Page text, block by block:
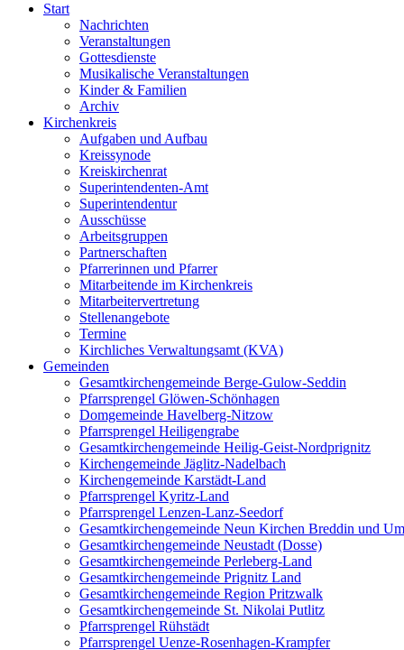
Start
Nachrichten
Veranstaltungen
Gottesdienste
Musikalische Veranstaltungen
Kinder & Familien
Archiv
Kirchenkreis
Aufgaben und Aufbau
Kreissynode
Kreiskirchenrat
Superintendenten-Amt
Superintendentur
Ausschüsse
Arbeitsgruppen
Partnerschaften
Pfarrerinnen und Pfarrer
Mitarbeitende im Kirchenkreis
Mitarbeitervertretung
Stellenangebote
Termine
Kirchliches Verwaltungsamt (KVA)
Gemeinden
Gesamtkirchengemeinde Berge-Gulow-Seddin
Pfarrsprengel Glöwen-Schönhagen
Domgemeinde Havelberg-Nitzow
Pfarrsprengel Heiligengrabe
Gesamtkirchengemeinde Heilig-Geist-Nordprignitz
Kirchengemeinde Jäglitz-Nadelbach
Kirchengemeinde Karstädt-Land
Pfarrsprengel Kyritz-Land
Pfarrsprengel Lenzen-Lanz-Seedorf
Gesamtkirchengemeinde Neun Kirchen Breddin und
Gesamtkirchengemeinde Neustadt (Dosse)
Gesamtkirchengemeinde Perleberg-Land
Gesamtkirchengemeinde Prignitz Land
Gesamtkirchengemeinde Region Pritzwalk
Gesamtkirchengemeinde St. Nikolai Putlitz
Pfarrsprengel Rühstädt
Pfarrsprengel Uenze-Rosenhagen-Krampfer